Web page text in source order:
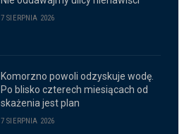
7 SIERPNIA 2026
Komorzno powoli odzyskuje wodę.
Po blisko czterech miesiącach od
skażenia jest plan
7 SIERPNIA 2026